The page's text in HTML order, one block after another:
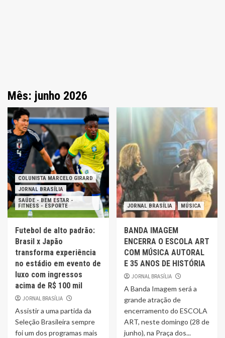
Mês: junho 2026
COLUNISTA MARCELO GIRARD
JORNAL BRASÍLIA
SAÚDE - BEM ESTAR -
FITNESS - ESPORTE
Futebol de alto padrão:
Brasil x Japão
transforma experiência
no estádio em evento de
luxo com ingressos
acima de R$ 100 mil
JORNAL BRASÍLIA
Assistir a uma partida da
Seleção Brasileira sempre
foi um dos programas mais
JORNAL BRASÍLIA MÚSICA
BANDA IMAGEM
ENCERRA O ESCOLA ART
COM MÚSICA AUTORAL
E 35 ANOS DE HISTÓRIA
JORNAL BRASÍLIA
A Banda Imagem será a
grande atração de
encerramento do ESCOLA
ART, neste domingo (28 de
junho), na Praça dos...